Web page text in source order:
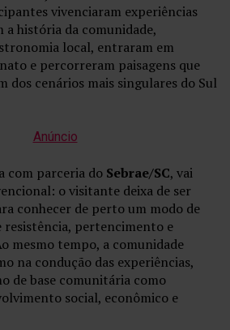
vivenciaram experiências
história da comunidade,
local, entraram em
e percorreram paisagens que
cenários mais singulares do Sul
com parceria do Sebrae/SC, vai
o visitante deixa de ser
conhecer de perto um modo de
pertencimento e
mesmo tempo, a comunidade
na condução das experiências,
de base comunitária como
social, econômico e